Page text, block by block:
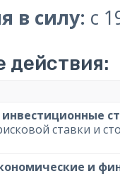
в силу: с
действия:
ставки и
и